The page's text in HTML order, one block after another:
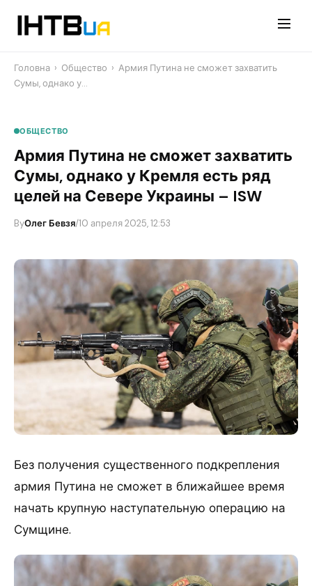
Головна › Общество › ​Армия Путина не сможет захватить
Сумы, однако у…
ОБЩЕСТВО
​Армия Путина не сможет захватить
Сумы, однако у Кремля есть ряд
целей на Севере Украины – ISW
ByОлег Бевзя/10 апреля 2025, 12:53
Без получения существенного подкрепления
армия Путина не сможет в ближайшее время
начать крупную наступательную операцию на
Сумщине.